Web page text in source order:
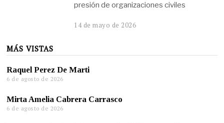
presión de organizaciones civiles
14 de mayo de 2026
MÁS VISTAS
Raquel Perez De Marti
6 de agosto de 2026
Mirta Amelia Cabrera Carrasco
6 de agosto de 2026